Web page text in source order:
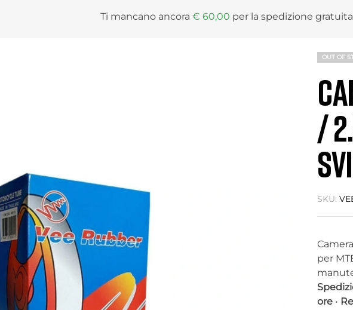
Ti mancano ancora € 60,00 per la spedizione gratuita
OUT OF
/
SKU:
per
ore •